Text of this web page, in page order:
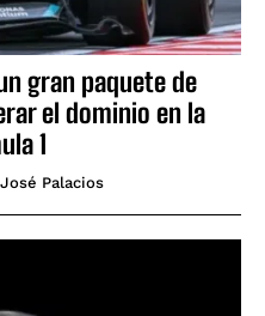
gran paquete de
el dominio en la
1
Palacios